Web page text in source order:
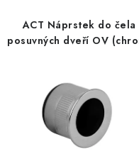
ZNAČKY
Oboroví ODBORNÍCI
ACT Náprstek do čela
posuvných dveří OV